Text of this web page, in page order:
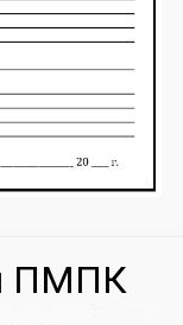
ПМПК